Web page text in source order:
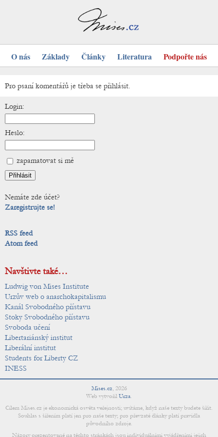
O nás Základy Články Literatura Podpořte nás
Pro psaní komentářů je třeba se přihlásit.
Login:
Heslo:
zapamatovat si mě
Nemáte zde účet?
Zaregistrujte se!
RSS feed
Atom feed
Navštivte také…
Ludwig von Mises Institute
Urzův web o anarchokapitalismu
Kanál Svobodného přístavu
Stoky Svobodného přístavu
Svoboda učení
Libertariánský institut
Liberální institut
Students for Liberty CZ
INESS
Mises.cz, 2026
Web vytvořil Urza.
Cílem Mises.cz je ekonomická osvěta veřejnosti; uvítáme, když naše texty budete šířit.
Souhlas s šířením platí jen pro naše texty; pro převzaté články platí pravidla
původního zdroje.
Názory prezentované na těchto stránkách jsou individuálními vyjádřeními jejich